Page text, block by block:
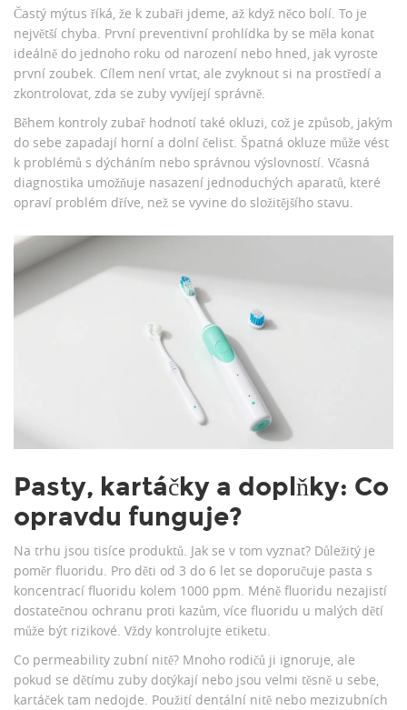
Častý mýtus říká, že k zubaři jdeme, až když něco bolí. To je
největší chyba. První preventivní prohlídka by se měla konat
ideálně do jednoho roku od narození nebo hned, jak vyroste
první zoubek. Cílem není vrtat, ale zvyknout si na prostředí a
zkontrolovat, zda se zuby vyvíjejí správně.
Během kontroly zubař hodnotí také okluzi, což je způsob, jakým
do sebe zapadají horní a dolní čelist. Špatná okluze může vést
k problémů s dýcháním nebo správnou výslovností. Včasná
diagnostika umožňuje nasazení jednoduchých aparatů, které
opraví problém dříve, než se vyvine do složitějšího stavu.
Pasty, kartáčky a doplňky: Co
opravdu funguje?
Na trhu jsou tisíce produktů. Jak se v tom vyznat? Důležitý je
poměr fluoridu. Pro děti od 3 do 6 let se doporučuje pasta s
koncentrací fluoridu kolem 1000 ppm. Méně fluoridu nezajistí
dostatečnou ochranu proti kazům, více fluoridu u malých dětí
může být rizikové. Vždy kontrolujte etiketu.
Co permeability zubní nitě? Mnoho rodičů ji ignoruje, ale
pokud se dětímu zuby dotýkají nebo jsou velmi těsně u sebe,
kartáček tam nedojde. Použití dentální nitě nebo mezizubních